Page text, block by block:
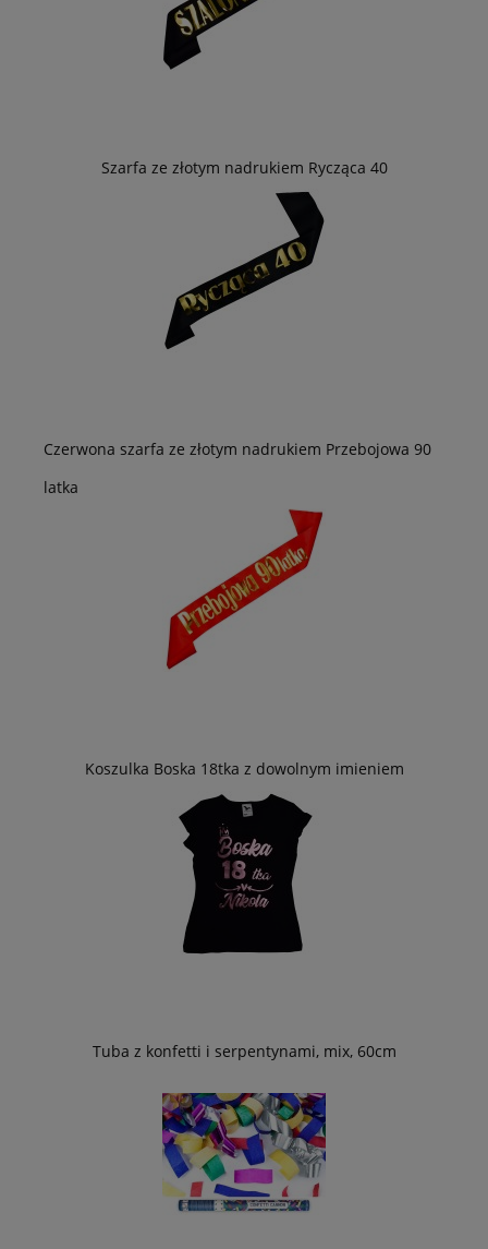
Szarfa ze złotym nadrukiem Rycząca 40
Czerwona szarfa ze złotym nadrukiem Przebojowa 90
latka
Koszulka Boska 18tka z dowolnym imieniem
Tuba z konfetti i serpentynami, mix, 60cm